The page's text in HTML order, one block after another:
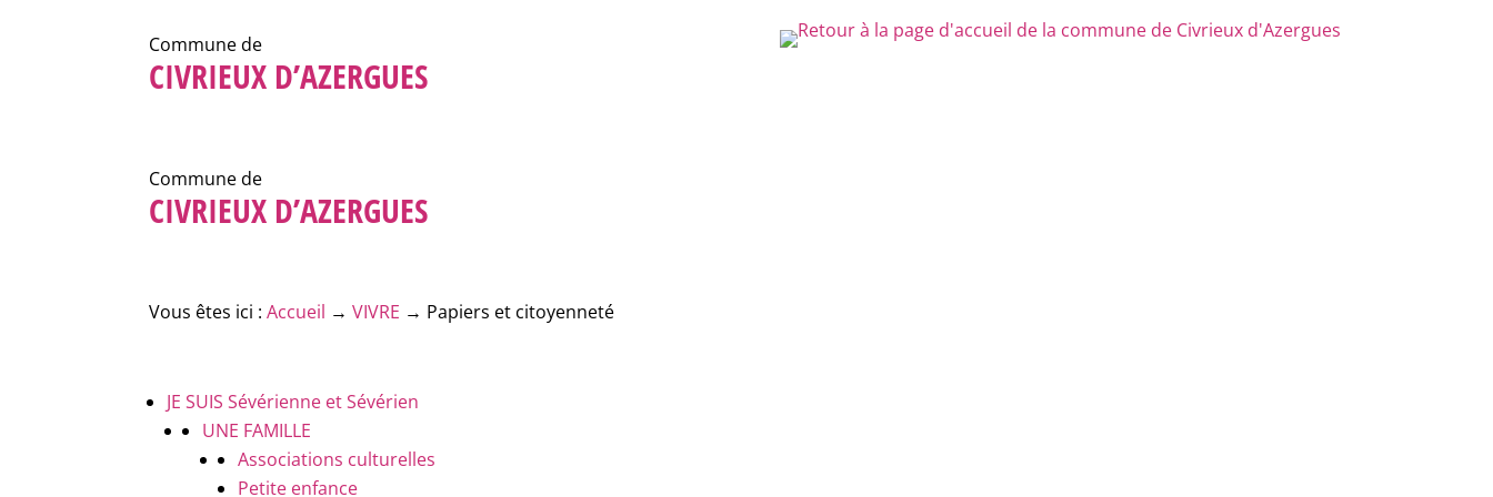
Commune de
CIVRIEUX D’AZERGUES
Commune de
CIVRIEUX D’AZERGUES
Vous êtes ici :Accueil →VIVRE → Papiers et citoyenneté
JE SUIS Sévérienne et Sévérien
UNE FAMILLE
Associations culturelles
Petite enfance